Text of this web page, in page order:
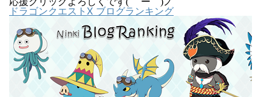
ドラゴンクエストX ブログランキング